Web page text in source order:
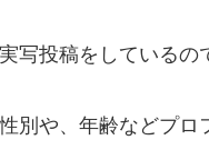
写投稿をしているの
別や、年齢などプロ